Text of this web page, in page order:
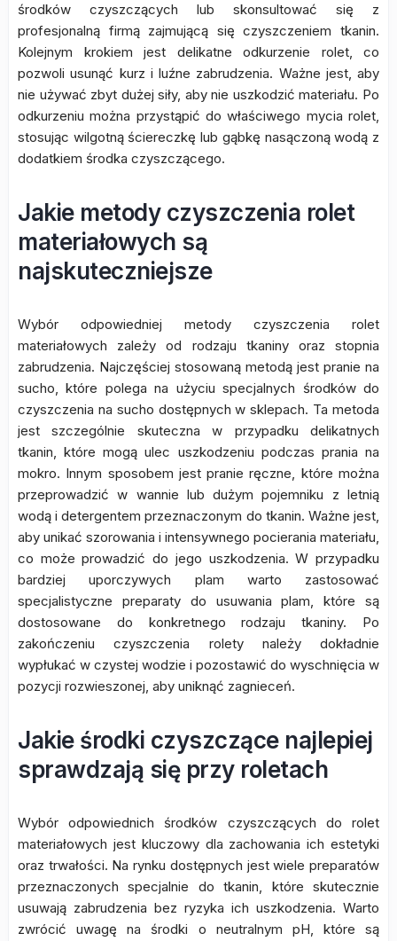
środków czyszczących lub skonsultować się z
profesjonalną firmą zajmującą się czyszczeniem tkanin.
Kolejnym krokiem jest delikatne odkurzenie rolet, co
pozwoli usunąć kurz i luźne zabrudzenia. Ważne jest, aby
nie używać zbyt dużej siły, aby nie uszkodzić materiału. Po
odkurzeniu można przystąpić do właściwego mycia rolet,
stosując wilgotną ściereczkę lub gąbkę nasączoną wodą z
dodatkiem środka czyszczącego.
Jakie metody czyszczenia rolet
materiałowych są
najskuteczniejsze
Wybór odpowiedniej metody czyszczenia rolet
materiałowych zależy od rodzaju tkaniny oraz stopnia
zabrudzenia. Najczęściej stosowaną metodą jest pranie na
sucho, które polega na użyciu specjalnych środków do
czyszczenia na sucho dostępnych w sklepach. Ta metoda
jest szczególnie skuteczna w przypadku delikatnych
tkanin, które mogą ulec uszkodzeniu podczas prania na
mokro. Innym sposobem jest pranie ręczne, które można
przeprowadzić w wannie lub dużym pojemniku z letnią
wodą i detergentem przeznaczonym do tkanin. Ważne jest,
aby unikać szorowania i intensywnego pocierania materiału,
co może prowadzić do jego uszkodzenia. W przypadku
bardziej uporczywych plam warto zastosować
specjalistyczne preparaty do usuwania plam, które są
dostosowane do konkretnego rodzaju tkaniny. Po
zakończeniu czyszczenia rolety należy dokładnie
wypłukać w czystej wodzie i pozostawić do wyschnięcia w
pozycji rozwieszonej, aby uniknąć zagnieceń.
Jakie środki czyszczące najlepiej
sprawdzają się przy roletach
Wybór odpowiednich środków czyszczących do rolet
materiałowych jest kluczowy dla zachowania ich estetyki
oraz trwałości. Na rynku dostępnych jest wiele preparatów
przeznaczonych specjalnie do tkanin, które skutecznie
usuwają zabrudzenia bez ryzyka ich uszkodzenia. Warto
zwrócić uwagę na środki o neutralnym pH, które są